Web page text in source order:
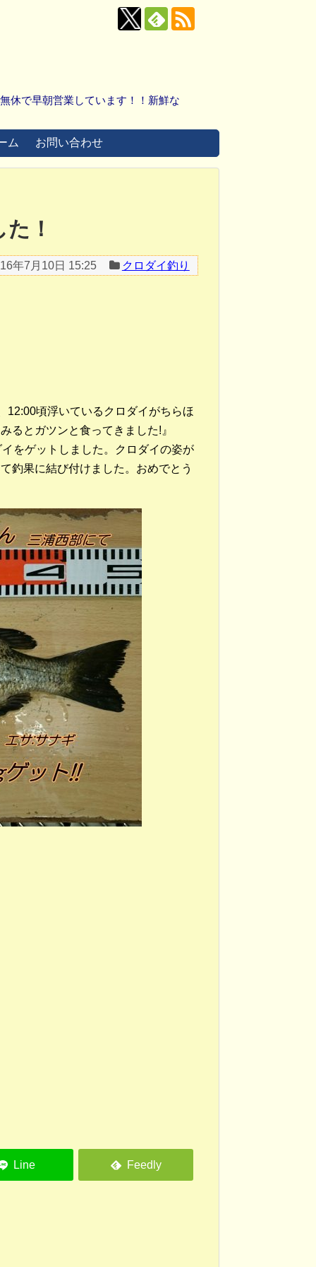
休で早朝営業しています！！新鮮な
ム お問い合わせ
！
年7月10日 15:25 クロダイ釣り
12:00頃浮いているクロダイがちらほ
るとガツンと食ってきました!』
をゲットしました。クロダイの姿が
釣果に結び付けました。おめでとう